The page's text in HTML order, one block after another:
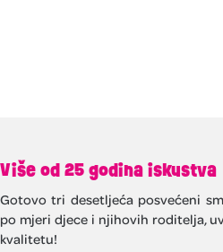
Više od 25 godina iskustva
Gotovo tri desetljeća posvećeni
po mjeri djece i njihovih roditelja,
kvalitetu!